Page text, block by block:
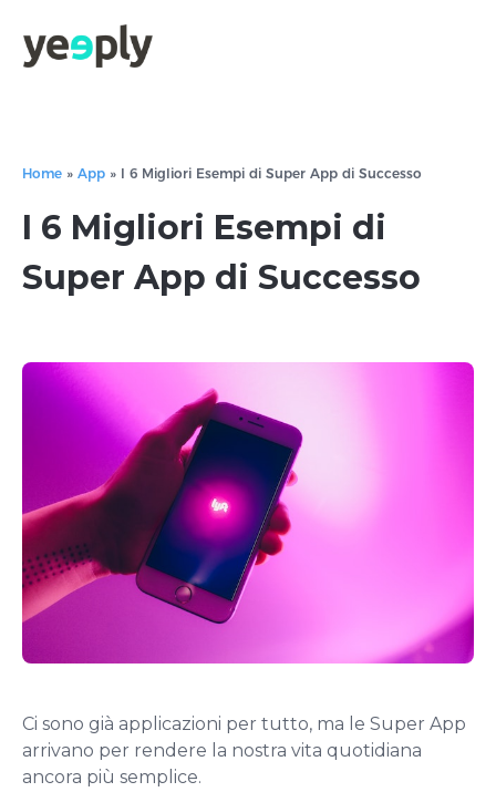
Home » App » I 6 Migliori Esempi di Super App di Successo
I 6 Migliori Esempi di
Super App di Successo
Ci sono già applicazioni per tutto, ma le Super App
arrivano per rendere la nostra vita quotidiana
ancora più semplice.